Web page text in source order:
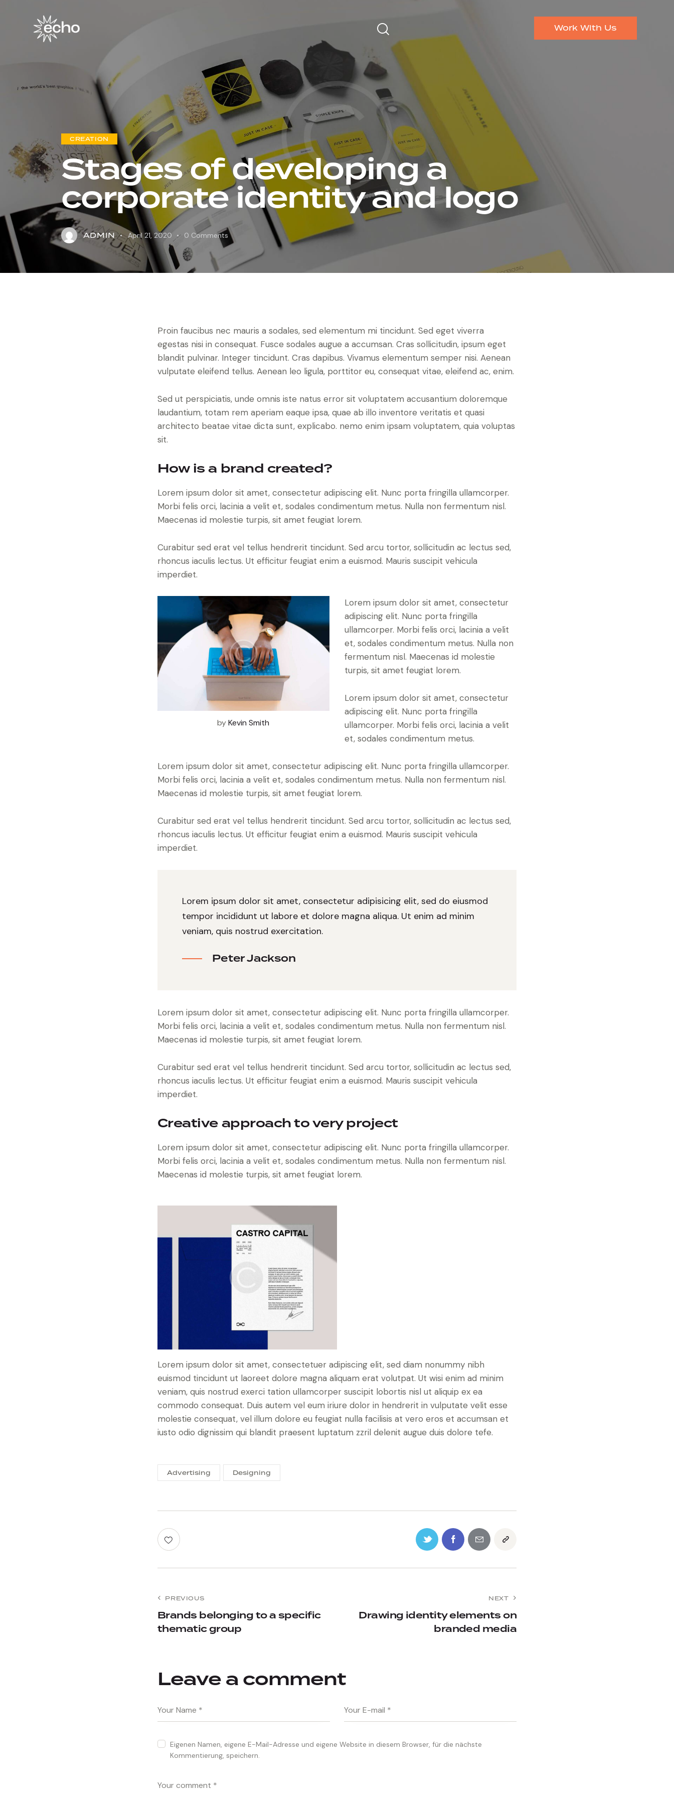
Work With Us
CREATION
Stages of developing a
corporate identity and logo
ADMIN April 21, 2020 0 Comments
Proin faucibus nec mauris a sodales, sed elementum mi tincidunt. Sed eget viverra
egestas nisi in consequat. Fusce sodales augue a accumsan. Cras sollicitudin, ipsum eget
blandit pulvinar. Integer tincidunt. Cras dapibus. Vivamus elementum semper nisi. Aenean
vulputate eleifend tellus. Aenean leo ligula, porttitor eu, consequat vitae, eleifend ac, enim.
Sed ut perspiciatis, unde omnis iste natus error sit voluptatem accusantium doloremque
laudantium, totam rem aperiam eaque ipsa, quae ab illo inventore veritatis et quasi
architecto beatae vitae dicta sunt, explicabo. nemo enim ipsam voluptatem, quia voluptas
sit.
How is a brand created?
Lorem ipsum dolor sit amet, consectetur adipiscing elit. Nunc porta fringilla ullamcorper.
Morbi felis orci, lacinia a velit et, sodales condimentum metus. Nulla non fermentum nisl.
Maecenas id molestie turpis, sit amet feugiat lorem.
Curabitur sed erat vel tellus hendrerit tincidunt. Sed arcu tortor, sollicitudin ac lectus sed,
rhoncus iaculis lectus. Ut efficitur feugiat enim a euismod. Mauris suscipit vehicula
imperdiet.
byKevin Smith
Lorem ipsum dolor sit amet, consectetur
adipiscing elit. Nunc porta fringilla
ullamcorper. Morbi felis orci, lacinia a velit
et, sodales condimentum metus. Nulla non
fermentum nisl. Maecenas id molestie
turpis, sit amet feugiat lorem.
Lorem ipsum dolor sit amet, consectetur
adipiscing elit. Nunc porta fringilla
ullamcorper. Morbi felis orci, lacinia a velit
et, sodales condimentum metus.
Lorem ipsum dolor sit amet, consectetur adipiscing elit. Nunc porta fringilla ullamcorper.
Morbi felis orci, lacinia a velit et, sodales condimentum metus. Nulla non fermentum nisl.
Maecenas id molestie turpis, sit amet feugiat lorem.
Curabitur sed erat vel tellus hendrerit tincidunt. Sed arcu tortor, sollicitudin ac lectus sed,
rhoncus iaculis lectus. Ut efficitur feugiat enim a euismod. Mauris suscipit vehicula
imperdiet.
Lorem ipsum dolor sit amet, consectetur adipisicing elit, sed do eiusmod
tempor incididunt ut labore et dolore magna aliqua. Ut enim ad minim
veniam, quis nostrud exercitation.
Peter Jackson
Lorem ipsum dolor sit amet, consectetur adipiscing elit. Nunc porta fringilla ullamcorper.
Morbi felis orci, lacinia a velit et, sodales condimentum metus. Nulla non fermentum nisl.
Maecenas id molestie turpis, sit amet feugiat lorem.
Curabitur sed erat vel tellus hendrerit tincidunt. Sed arcu tortor, sollicitudin ac lectus sed,
rhoncus iaculis lectus. Ut efficitur feugiat enim a euismod. Mauris suscipit vehicula
imperdiet.
Creative approach to very project
Lorem ipsum dolor sit amet, consectetur adipiscing elit. Nunc porta fringilla ullamcorper.
Morbi felis orci, lacinia a velit et, sodales condimentum metus. Nulla non fermentum nisl.
Maecenas id molestie turpis, sit amet feugiat lorem.
Lorem ipsum dolor sit amet, consectetuer adipiscing elit, sed diam nonummy nibh
euismod tincidunt ut laoreet dolore magna aliquam erat volutpat. Ut wisi enim ad minim
veniam, quis nostrud exerci tation ullamcorper suscipit lobortis nisl ut aliquip ex ea
commodo consequat. Duis autem vel eum iriure dolor in hendrerit in vulputate velit esse
molestie consequat, vel illum dolore eu feugiat nulla facilisis at vero eros et accumsan et
iusto odio dignissim qui blandit praesent luptatum zzril delenit augue duis dolore tefe.
Advertising Designing
PREVIOUS
Brands belonging to a specific
thematic group
NEXT
Drawing identity elements on
branded media
Leave a comment
Eigenen Namen, eigene E-Mail-Adresse und eigene Website in diesem Browser, für die nächste
Kommentierung, speichern.